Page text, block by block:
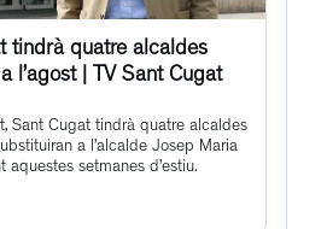
tindrà quatre alcaldes
l’agost | TV Sant Cugat
Sant Cugat tindrà quatre alcaldes
a l’alcalde Josep Maria
aquestes setmanes d’estiu.